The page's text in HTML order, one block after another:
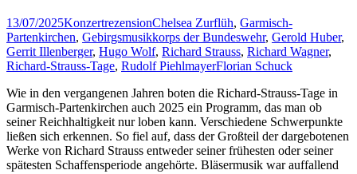
13/07/2025KonzertrezensionChelsea Zurflüh, Garmisch-
Partenkirchen, Gebirgsmusikkorps der Bundeswehr, Gerold Huber,
Gerrit Illenberger, Hugo Wolf, Richard Strauss, Richard Wagner,
Richard-Strauss-Tage, Rudolf PiehlmayerFlorian Schuck
Wie in den vergangenen Jahren boten die Richard-Strauss-Tage in
Garmisch-Partenkirchen auch 2025 ein Programm, das man ob
seiner Reichhaltigkeit nur loben kann. Verschiedene Schwerpunkte
ließen sich erkennen. So fiel auf, dass der Großteil der dargebotenen
Werke von Richard Strauss entweder seiner frühesten oder seiner
spätesten Schaffensperiode angehörte. Bläsermusik war auffallend